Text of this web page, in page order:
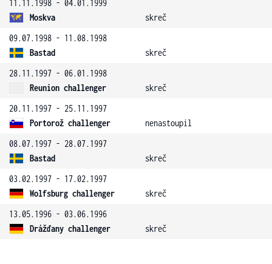
11.11.1998 - 04.01.1999
Moskva
skreč
09.07.1998 - 11.08.1998
Bastad
skreč
28.11.1997 - 06.01.1998
Reunion challenger
skreč
20.11.1997 - 25.11.1997
Portorož challenger
nenastoupil
08.07.1997 - 28.07.1997
Bastad
skreč
03.02.1997 - 17.02.1997
Wolfsburg challenger
skreč
13.05.1996 - 03.06.1996
Drážďany challenger
skreč